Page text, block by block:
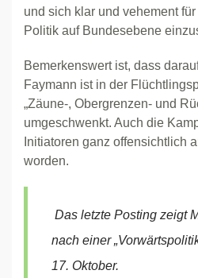
und sich klar und vehement
Politik auf Bundesebene
Bemerkenswert ist, dass
Faymann ist in der
„Zäune-, Obergrenzen- und
umgeschwenkt. Auch die
Initiatoren ganz offensichtlich
worden.
Das letzte Posting zeigt
nach einer
17. Oktober.